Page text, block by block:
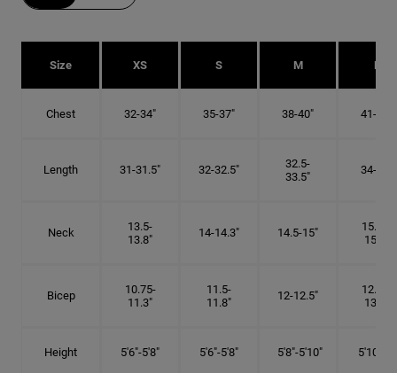
Size XS S M L
Chest 32-34" 35-37" 38-40" 41-43"
Length 31-31.5" 32-32.5"
32.5-
33.5"
34-35"
Neck
13.5-
13.8"
14-14.3" 14.5-15"
15.25-
15.5"
Bicep
10.75-
11.3"
11.5-
11.8"
12-12.5"
12.75-
13.3"
Height 5'6"-5'8" 5'6"-5'8" 5'8"-5'10" 5'10"- 6'